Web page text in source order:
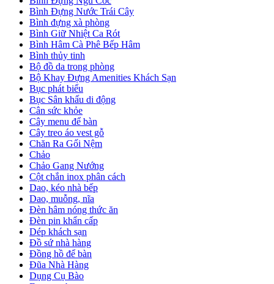
Bình Đựng Nước Trái Cây
Bình đựng xà phòng
Bình Giữ Nhiệt Ca Rót
Bình Hâm Cà Phê Bếp Hâm
Bình thủy tinh
Bộ đồ da trong phòng
Bộ Khay Đựng Amenities Khách Sạn
Bục phát biểu
Bục Sân khấu di động
Cân sức khỏe
Cây menu để bàn
Cây treo áo vest gỗ
Chăn Ra Gối Nệm
Chảo
Chảo Gang Nướng
Cột chắn inox phân cách
Dao, kéo nhà bếp
Dao, muỗng, nĩa
Đèn hâm nóng thức ăn
Đèn pin khẩn cấp
Dép khách sạn
Đồ sứ nhà hàng
Đồng hồ để bàn
Đũa Nhà Hàng
Dụng Cụ Bào